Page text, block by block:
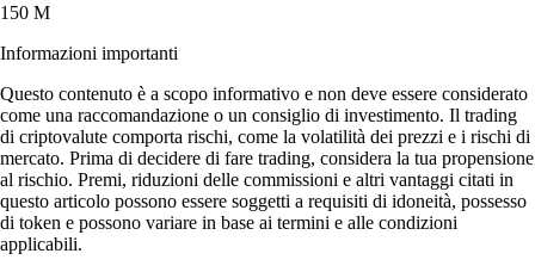
150 M
Informazioni importanti
Questo contenuto è a scopo informativo e non deve essere considerato
come una raccomandazione o un consiglio di investimento. Il trading
di criptovalute comporta rischi, come la volatilità dei prezzi e i rischi di
mercato. Prima di decidere di fare trading, considera la tua propensione
al rischio. Premi, riduzioni delle commissioni e altri vantaggi citati in
questo articolo possono essere soggetti a requisiti di idoneità, possesso
di token e possono variare in base ai termini e alle condizioni
applicabili.